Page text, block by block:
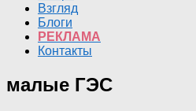
Взгляд
Блоги
РЕКЛАМА
Контакты
малые ГЭС